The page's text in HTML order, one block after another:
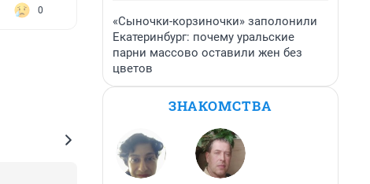
0
«Сыночки-корзиночки» заполонили
Екатеринбург: почему уральские
парни массово оставили жен без
цветов
ЗНАКОМСТВА